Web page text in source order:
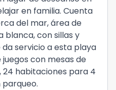
en familia. Cuenta
del mar, área de
blanca, con sillas y
da servicio a esta playa
con mesas de
24 habitaciones para 4
parqueo.